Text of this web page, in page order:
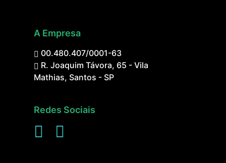
A Empresa
00.480.407/0001-63
R. Joaquim Távora, 65 - Vila
Mathias, Santos - SP
Redes Sociais